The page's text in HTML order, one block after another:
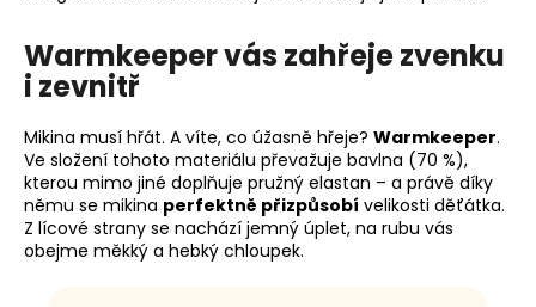
Warmkeeper vás zahřeje zvenku
i zevnitř
Mikina musí hřát. A víte, co úžasně hřeje? Warmkeeper.
Ve složení tohoto materiálu převažuje bavlna (70 %),
kterou mimo jiné doplňuje pružný elastan – a právě díky
němu se mikina perfektně přizpůsobí velikosti děťátka.
Z lícové strany se nachází jemný úplet, na rubu vás
obejme měkký a hebký chloupek.